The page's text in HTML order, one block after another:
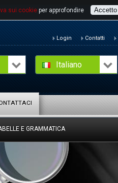
sui cookie per approfondire
Italiano
Login Contatti
E GRAMMATICA